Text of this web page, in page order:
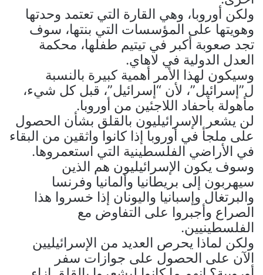
ولكن أوروبا، وهي القارة التي تعتمد وحدتها
وهويتها على المؤسسات التي بنتها، سوف
تجد صعوبة أكبر في تيتيم طفلها، محكمة
العدل الدولية في لاهاي.
وسيكون لهذا الأمر أهمية كبيرة بالنسبة
ل”إسرائيل”، لأن “إسرائيل”، قبل كل شيء،
مأهولة بأحفاد اللاجئين من أوروبا.
لن يشعر الإسرائيليون بالقلق بشأن الحصول
على ملجأ في أوروبا إذا كانوا واثقين من البقاء
في الأراضي الفلسطينية التي استعمروها.
وسوف يكون الإسرائيليون هم الذين
سيهربون إلى بريطانيا وألمانيا وفرنسا
والبرتغال وإسبانيا واليونان إذا خسروا هذا
الصراع وأجبروا على التفاوض مع
الفلسطينيين.
ولكن لماذا يحرص العديد من الإسرائيليين
الآن على الحصول على جوازات سفر